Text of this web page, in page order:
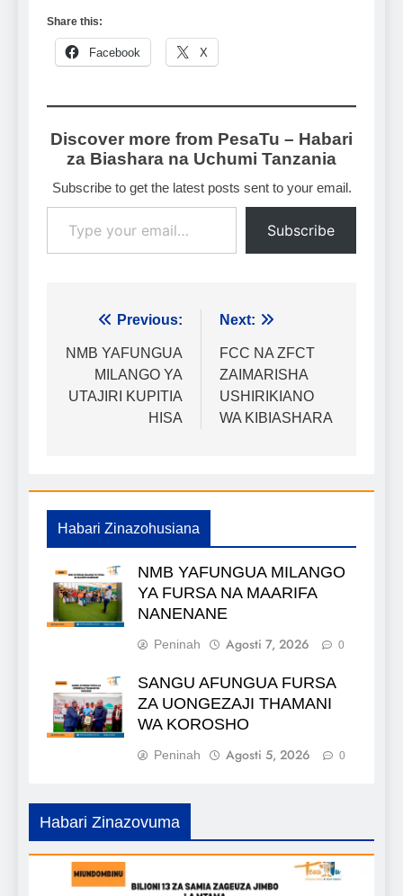
Share this:
Facebook X
Discover more from PesaTu – Habari
za Biashara na Uchumi Tanzania
Subscribe to get the latest posts sent to your email.
Type your email…
Subscribe
Urambazaji
wa
chapisho
Previous:
NMB YAFUNGUA
MILANGO YA
UTAJIRI KUPITIA
HISA
Next:
FCC NA ZFCT
ZAIMARISHA
USHIRIKIANO
WA KIBIASHARA
Habari Zinazohusiana
NMB YAFUNGUA MILANGO
YA FURSA NA MAARIFA
NANENANE
Peninah Agosti 7, 2026 0
SANGU AFUNGUA FURSA
ZA UONGEZAJI THAMANI
WA KOROSHO
Peninah Agosti 5, 2026 0
Habari Zinazovuma